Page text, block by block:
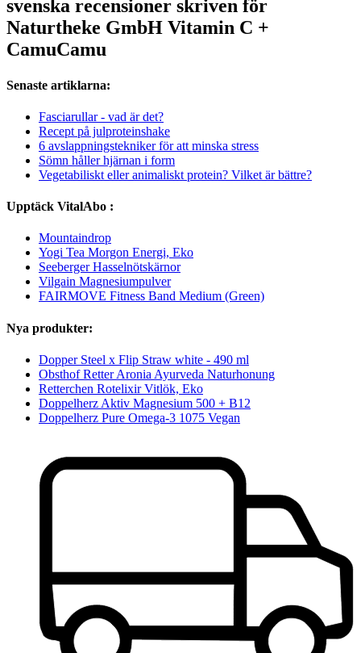
svenska recensioner skriven för
Naturtheke GmbH Vitamin C +
CamuCamu
Senaste artiklarna:
Fasciarullar - vad är det?
Recept på julproteinshake
6 avslappningstekniker för att minska stress
Sömn håller hjärnan i form
Vegetabiliskt eller animaliskt protein? Vilket är bättre?
Upptäck VitalAbo :
Mountaindrop
Yogi Tea Morgon Energi, Eko
Seeberger Hasselnötskärnor
Vilgain Magnesiumpulver
FAIRMOVE Fitness Band Medium (Green)
Nya produkter:
Dopper Steel x Flip Straw white - 490 ml
Obsthof Retter Aronia Ayurveda Naturhonung
Retterchen Rotelixir Vitlök, Eko
Doppelherz Aktiv Magnesium 500 + B12
Doppelherz Pure Omega-3 1075 Vegan